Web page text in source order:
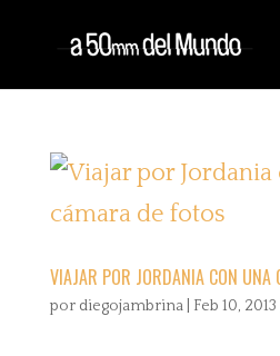
VIAJAR POR JORDANIA CON UNA
por diegojambrina| Feb 10, 2013